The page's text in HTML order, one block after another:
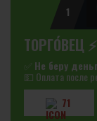
1
ТОРГО́ВЕЦ
Не беру
💵 Оплата после
71